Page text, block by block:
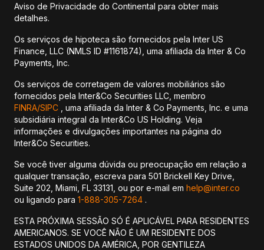
Aviso de Privacidade do Continental para obter mais
detalhes.
Os serviços de hipoteca são fornecidos pela Inter US
Finance, LLC (NMLS ID #1161874), uma afiliada da Inter & Co
Payments, Inc.
Os serviços de corretagem de valores mobiliários são
fornecidos pela Inter&Co Securities LLC, membro
FINRA/SIPC , uma afiliada da Inter & Co Payments, Inc. e uma
subsidiária integral da Inter&Co US Holding. Veja
informações e divulgações importantes na página do
Inter&Co Securities.
Se você tiver alguma dúvida ou preocupação em relação a
qualquer transação, escreva para 501 Brickell Key Drive,
Suite 202, Miami, FL 33131, ou por e-mail em help@inter.co
ou ligando para 1-888-305-7264 .
ESTA PRÓXIMA SESSÃO SÓ É APLICÁVEL PARA RESIDENTES
AMERICANOS. SE VOCÊ NÃO É UM RESIDENTE DOS
ESTADOS UNIDOS DA AMÉRICA, POR GENTILEZA